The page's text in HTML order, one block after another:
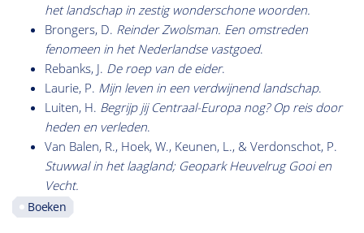
het landschap in zestig wonderschone woorden.
Brongers, D. Reinder Zwolsman. Een omstreden
fenomeen in het Nederlandse vastgoed.
Rebanks, J. De roep van de eider.
Laurie, P. Mijn leven in een verdwijnend landschap.
Luiten, H. Begrijp jij Centraal-Europa nog? Op reis door
heden en verleden.
Van Balen, R., Hoek, W., Keunen, L., & Verdonschot, P.
Stuwwal in het laagland; Geopark Heuvelrug Gooi en
Vecht.
Boeken